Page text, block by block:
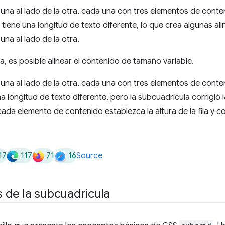
es posible alinear el contenido de tamaño variable.
117 71 16Source
la subcuadrícula